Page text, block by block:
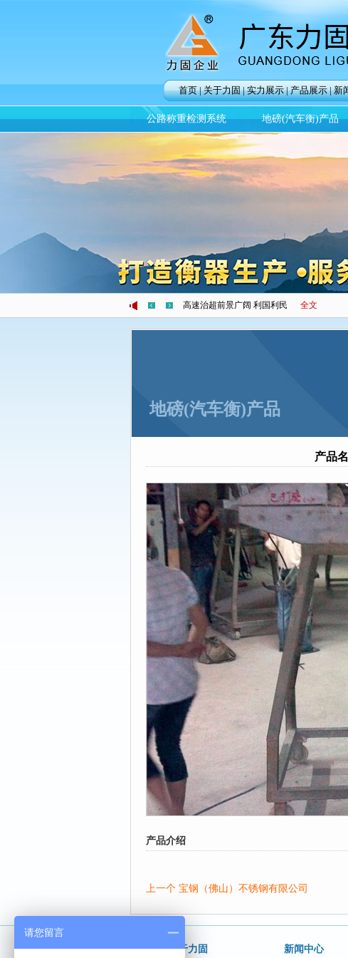
首页|关于力固|实力展示|产品展示|新
公路称重检测系统 地磅(汽车衡)产品
无锡高架桥坍塌 车辆超载惹的祸 全文
高速治超前景广阔 利国利民 全文
力固衡器：不要因为混凝土涨价而降低地
地磅(汽车衡)产品
产品
产品介绍
上一个 宝钢（佛山）不锈钢有限公司
关于力固 新闻中心
请您留言